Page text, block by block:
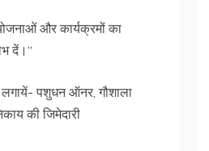
और कार्यक्रमों का
दें।‘‘
लगायें- पशुधन ऑनर, गौशाला
की जिमेदारी